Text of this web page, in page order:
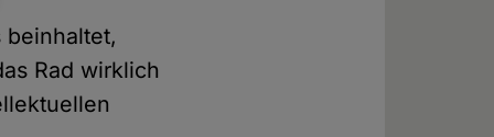
beinhaltet,
Rad wirklich